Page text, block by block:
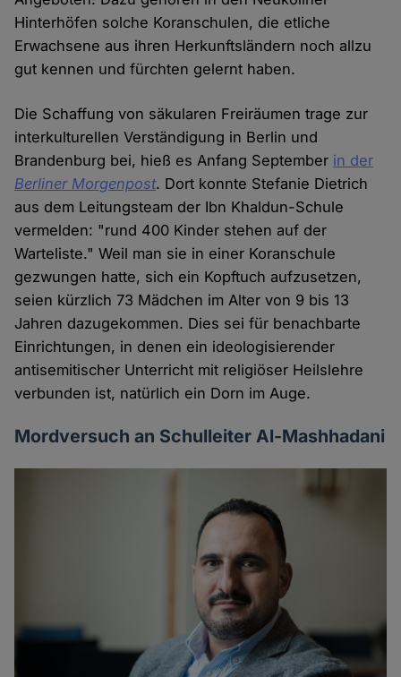
Hinterhöfen solche Koranschulen, die etliche
Erwachsene aus ihren Herkunftsländern noch allzu
gut kennen und fürchten gelernt haben.
Die Schaffung von säkularen Freiräumen trage zur
interkulturellen Verständigung in Berlin und
Brandenburg bei, hieß es Anfang September in der
Berliner Morgenpost. Dort konnte Stefanie Dietrich
aus dem Leitungsteam der Ibn Khaldun-Schule
vermelden: "rund 400 Kinder stehen auf der
Warteliste." Weil man sie in einer Koranschule
gezwungen hatte, sich ein Kopftuch aufzusetzen,
seien kürzlich 73 Mädchen im Alter von 9 bis 13
Jahren dazugekommen. Dies sei für benachbarte
Einrichtungen, in denen ein ideologisierender
antisemitischer Unterricht mit religiöser Heilslehre
verbunden ist, natürlich ein Dorn im Auge.
Mordversuch an Schulleiter Al-Mashhadani